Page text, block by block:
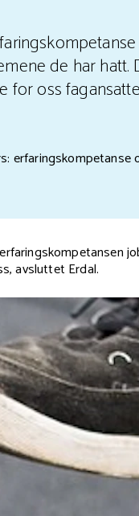
de har
for oss
erfaringskompetanse
avsluttet Erdal.